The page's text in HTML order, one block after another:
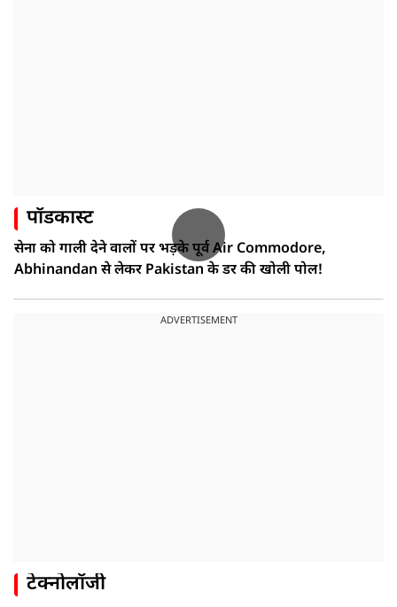
पॉडकास्ट
सेना को गाली देने वालों पर भड़के पूर्व Air Commodore,
Abhinandan से लेकर Pakistan के डर की खोली पोल!
ADVERTISEMENT
टेक्नोलॉजी